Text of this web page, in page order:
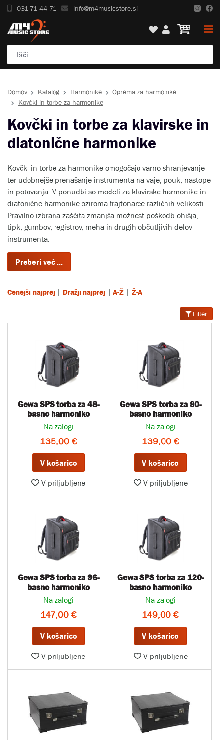
031 71 44 71 info@m4musicstore.si
Domov Katalog Harmonike
Oprema za harmonike
Kovčki in torbe za harmonike
Kovčki in torbe za klavirske in
diatonične harmonike
Kovčki in torbe za harmonike omogočajo varno shranjevanje
ter udobnejše prenašanje instrumenta na vaje, pouk, nastope
in potovanja. V ponudbi so modeli za klavirske harmonike in
diatonične harmonike oziroma frajtonarce različnih velikosti.
Pravilno izbrana zaščita zmanjša možnost poškodb ohišja,
tipk, gumbov, registrov, meha in drugih občutljivih delov
instrumenta.
Cenejši najprej | Dražji najprej | A-Ž | Ž-A
Filter
Gewa SPS torba za 48-
basno harmoniko
Na zalogi
135,00 €
V košarico
V priljubljene
Gewa SPS torba za 80-
basno harmoniko
Na zalogi
139,00 €
V košarico
V priljubljene
Gewa SPS torba za 96-
basno harmoniko
Na zalogi
147,00 €
V košarico
V priljubljene
Gewa SPS torba za 120-
basno harmoniko
Na zalogi
149,00 €
V košarico
V priljubljene